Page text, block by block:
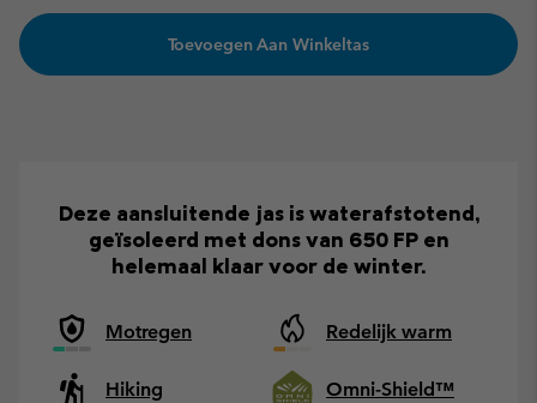
Toevoegen Aan Winkeltas
Deze aansluitende jas is waterafstotend,
geïsoleerd met dons van 650 FP en
helemaal klaar voor de winter.
Motregen Redelijk warm
Hiking Omni-Shield™